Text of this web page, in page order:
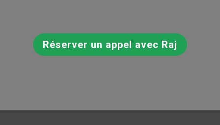
Réserver un appel avec Raj